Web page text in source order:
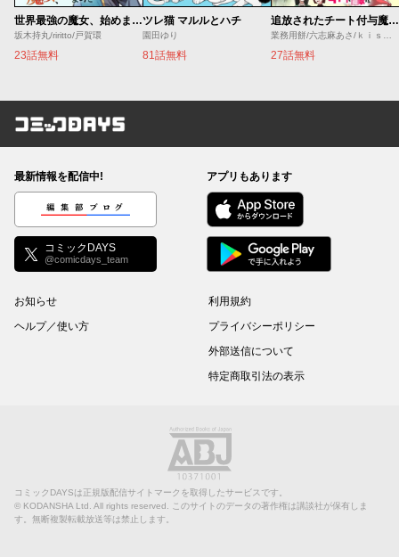
世界最強の魔女、始めました ～私だけ『攻略サイト』を見れる世界で自由に生きます～
坂木持丸/riritto/戸賀環
23話無料
ツレ猫 マルルとハチ
園田ゆり
81話無料
追放されたチート付与魔術師は気ままなセカンドライフを謳歌する。 ～俺は武器だけじゃなく、あらゆるものに『強化ポイント』を付与できるし、俺の意思でいつでも効果を解除できるけど、残った人たち大丈夫？～
業務用餅/六志麻あさ/ｋｉｓｕｉ
27話無料
コミックDAYS
最新情報を配信中!
編集部ブログ
コミックDAYS
@comicdays_team
アプリもあります
お知らせ
ヘルプ／使い方
利用規約
プライバシーポリシー
外部送信について
特定商取引法の表示
コミックDAYSは正規版配信サイトマークを取得したサービスです。
© KODANSHA Ltd. All rights reserved. このサイトのデータの著作権は講談社が保有しま
す。無断複製転載放送等は禁止します。